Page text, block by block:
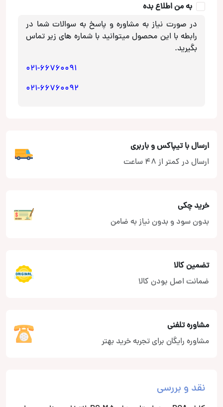
عدد
به من اطلاع بده
در صورت نیاز به مشاوره و پاسخ به سوالات شما در
رابطه با این محصول میتوانید با شماره های زیر تماس
بگیرید.
021-66760091
021-66760092
ارسال با تیپاکس و باربری
ارسال در کمتر از 48 ساعت
خرید چکی
بدون سود و بدون نیاز به ضامن
تضمین کالا
ضمانت اصل بودن کالا
مشاوره تلفنی
مشاوره رایگان برای تجربه خرید بهتر
نقد و بررسی